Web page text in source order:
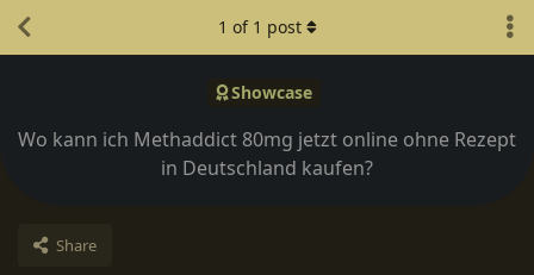
Showcase
Wo kann ich Methaddict 80mg jetzt online ohne Rezept
in Deutschland kaufen?
Share
1 of 1 post